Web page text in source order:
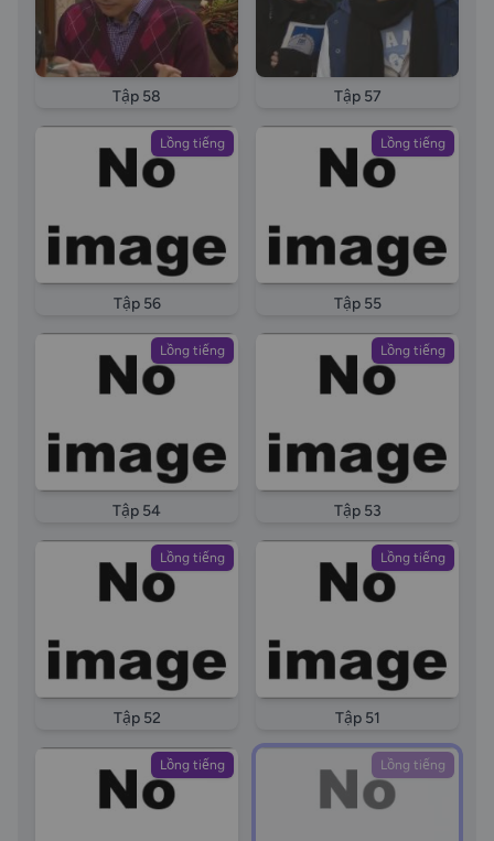
Tập 58 Tập 57
Lồng tiếng
Tập 56
Lồng tiếng
Tập 55
Lồng tiếng
Tập 54
Lồng tiếng
Tập 53
Lồng tiếng
Tập 52
Lồng tiếng
Tập 51
Lồng tiếng Lồng tiếng